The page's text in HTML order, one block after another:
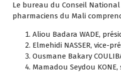
Le bureau du Conseil National
pharmaciens du Mali
Aliou Badara WADE,
Elmehidi NASSER, vice-
Ousmane Bakary
Mamadou Seydou